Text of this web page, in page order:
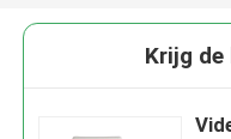
Krijg